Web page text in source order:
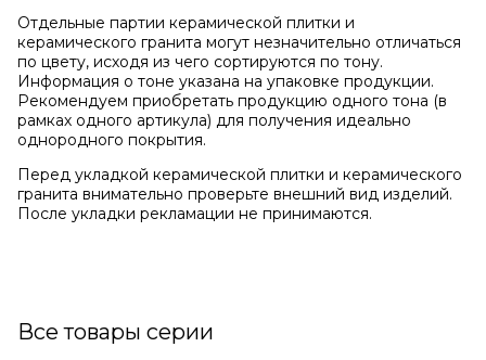
Отдельные партии керамической плитки и
керамического гранита могут незначительно отличаться
по цвету, исходя из чего сортируются по тону.
Информация о тоне указана на упаковке продукции.
Рекомендуем приобретать продукцию одного тона (в
рамках одного артикула) для получения идеально
однородного покрытия.
Перед укладкой керамической плитки и керамического
гранита внимательно проверьте внешний вид изделий.
После укладки рекламации не принимаются.
Все товары серии